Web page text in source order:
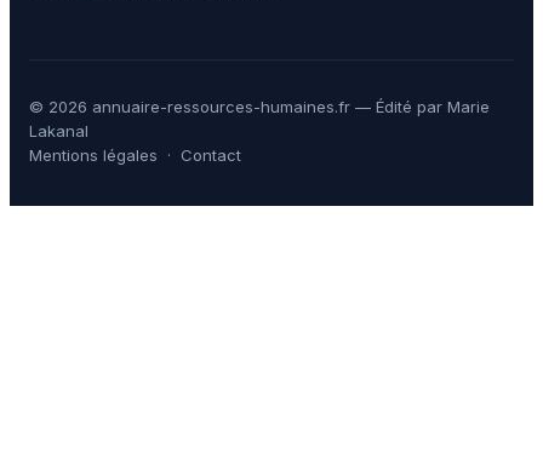
© 2026 annuaire-ressources-humaines.fr — Édité par Marie
Lakanal
Mentions légales · Contact